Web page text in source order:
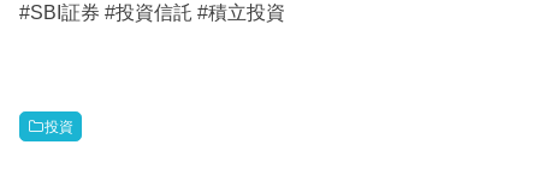
#SBI証券 #投資信託 #積立投資
投資